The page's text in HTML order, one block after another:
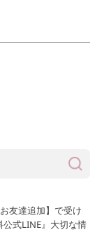
友達追加】で受け
式LINE』大切な情